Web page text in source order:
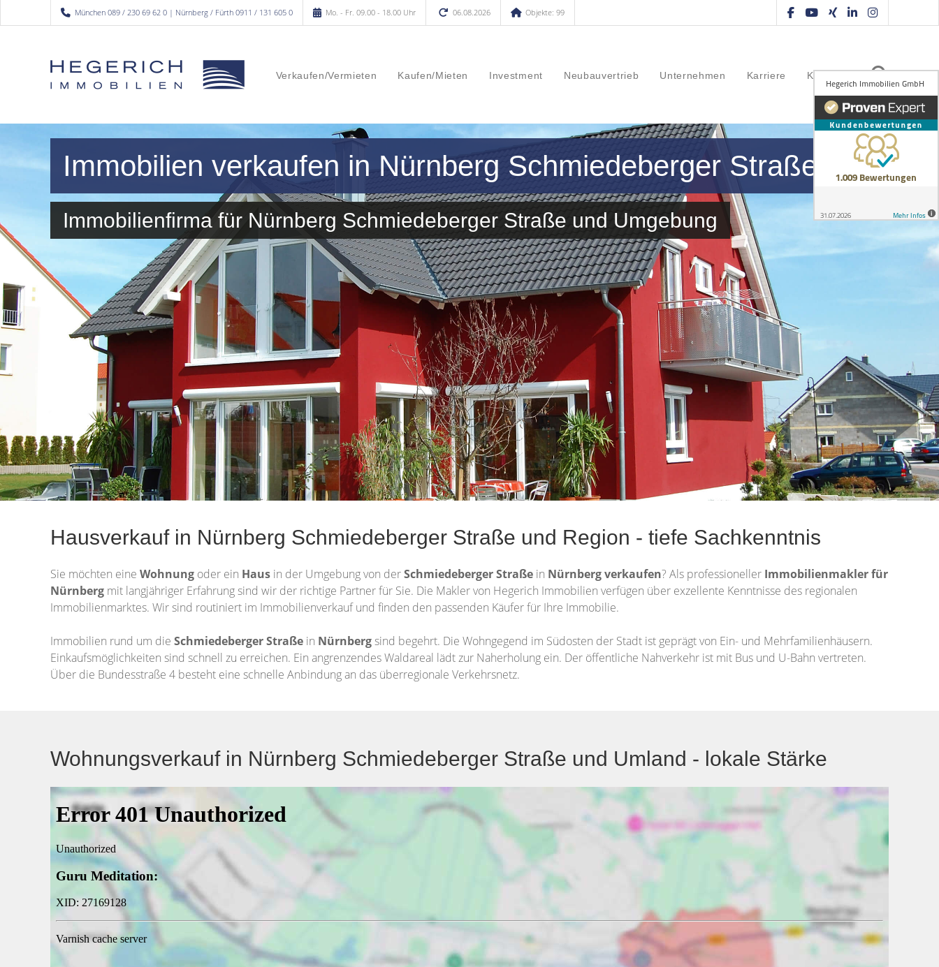
München 089 / 230 69 62 0 | Nürnberg / Fürth 0911 / 131 605 0 Mo. - Fr. 09.00 - 18.00 Uhr 06.08.2026 Objekte: 99
Verkaufen/Vermieten Kaufen/Mieten Investment Neubauvertrieb Unternehmen Karriere Kontakt
Immobilien verkaufen in Nürnberg Schmiedeberger Straße
Immobilienfirma für Nürnberg Schmiedeberger Straße und Umgebung
Hausverkauf in Nürnberg Schmiedeberger Straße und Region - tiefe Sachkenntnis
Sie möchten eine Wohnung oder ein Haus in der Umgebung von derSchmiedeberger Straße in Nürnbergverkaufen? Als professioneller Immobilienmakler für
Nürnberg mit langjähriger Erfahrung sind wir der richtige Partner für Sie. Die Makler von Hegerich Immobilien verfügen über exzellente Kenntnisse des regionalen
Immobilienmarktes. Wir sind routiniert im Immobilienverkauf und finden den passenden Käufer für Ihre Immobilie.
Immobilien rund um die Schmiedeberger Straße in Nürnbergsind begehrt. Die Wohngegend im Südosten der Stadt ist geprägt von Ein- und Mehrfamilienhäusern.
Einkaufsmöglichkeiten sind schnell zu erreichen. Ein angrenzendes Waldareal lädt zur Naherholung ein. Der öffentliche Nahverkehr ist mit Bus und U-Bahn vertreten.
Über die Bundesstraße 4 besteht eine schnelle Anbindung an das überregionale Verkehrsnetz.
Wohnungsverkauf in Nürnberg Schmiedeberger Straße und Umland - lokale Stärke